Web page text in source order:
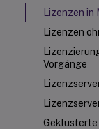
Lizenzen in
Lizenzen
Vorgänge
Geklusterte